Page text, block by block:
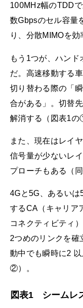
100MHz幅のTDD
数Gbpsのセル容量
り、分散MIMOを効
もう1つが、ハンド
だ。高速移動する
切り替わる際の「
合がある」。切替
解消する（図表1の
また、現在はレイ
信号量が少ないレ
プローチもある（
4Gと5G、あるい
するCA（キャリア
コネクティビティ
2つめのリンクを確
動中でも瞬時に2
②）。
図表1 シームレ